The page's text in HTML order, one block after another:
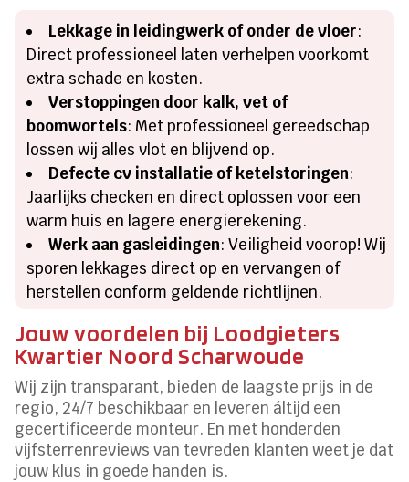
Lekkage in leidingwerk of onder de vloer:
Direct professioneel laten verhelpen voorkomt
extra schade en kosten.​
Verstoppingen door kalk, vet of
boomwortels: Met professioneel gereedschap
lossen wij alles vlot en blijvend op.​
Defecte cv installatie of ketelstoringen:
Jaarlijks checken en direct oplossen voor een
warm huis en lagere energierekening.​
Werk aan gasleidingen: Veiligheid voorop! Wij
sporen lekkages direct op en vervangen of
herstellen conform geldende richtlijnen.​
Jouw voordelen bij Loodgieters
Kwartier Noord Scharwoude
Wij zijn transparant, bieden de laagste prijs in de
regio, 24/7 beschikbaar en leveren áltijd een
gecertificeerde monteur.​ En met honderden
vijfsterrenreviews van tevreden klanten weet je dat
jouw klus in goede handen is.​